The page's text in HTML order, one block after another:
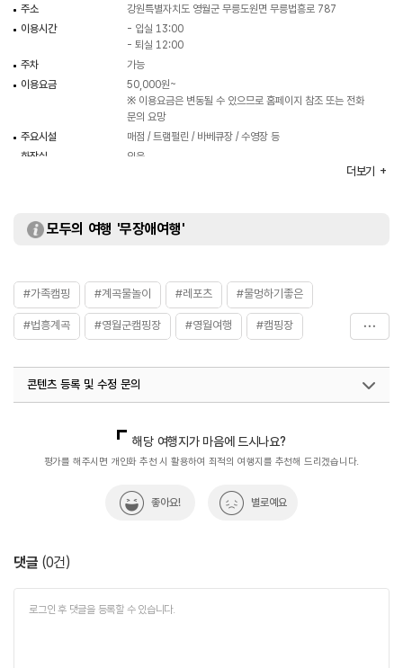
주소
강원특별자치도 영월군 무릉도원면 무릉법흥로 787
이용시간
- 입실 13:00
- 퇴실 12:00
주차
가능
이용요금
50,000원~
※ 이용요금은 변동될 수 있으므로 홈페이지 참조 또는 전화
문의 요망
주요시설
매점 / 트램펄린 / 바베큐장 / 수영장 등
화장실
있음
더보기
모두의 여행 '무장애여행'
#가족캠핑 #계곡물놀이 #레포츠 #물멍하기좋은
#법흥계곡 #영월군캠핑장 #영월여행 #캠핑장
콘텐츠 등록 및 수정 문의
해당 여행지가 마음에 드시나요?
평가를 해주시면 개인화 추천 시 활용하여 최적의 여행지를 추천해 드리겠습니다.
좋아요! 별로예요
댓글 (0건)